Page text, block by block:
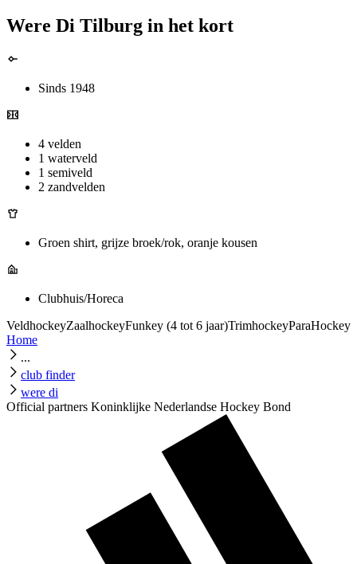
Were Di Tilburg in het kort
Sinds 1948
4 velden
1 waterveld
1 semiveld
2 zandvelden
Groen shirt, grijze broek/rok, oranje kousen
Clubhuis/Horeca
VeldhockeyZaalhockeyFunkey (4 tot 6 jaar)TrimhockeyParaHockey
Home
...
club finder
were di
Official partners Koninklijke Nederlandse Hockey Bond